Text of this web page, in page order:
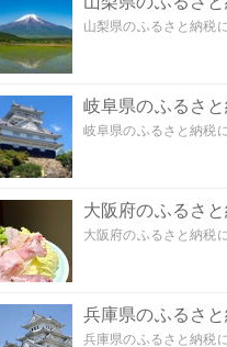
山梨県のふるさと納税
岐阜県のふるさ
岐阜県のふるさと納税
大阪府のふるさ
大阪府のふるさと納税
兵庫県のふるさ
兵庫県のふるさと納税